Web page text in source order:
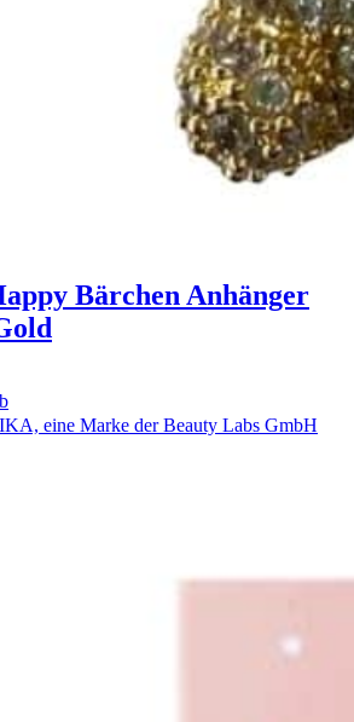
Bärchen Anhänger
eine Marke der Beauty Labs GmbH